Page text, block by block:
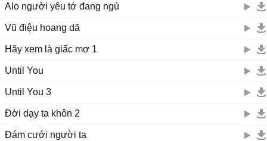
Alo người yêu tớ đang ngủ
Vũ điệu hoang dã
Hãy xem là giấc mơ 1
Until You
Until You 3
Đời dạy ta khôn 2
Đám cưới người ta